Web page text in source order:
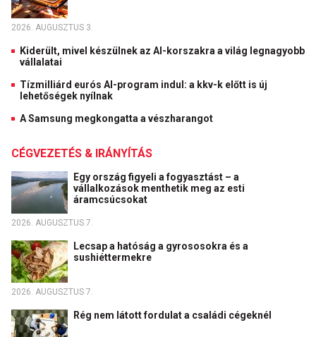
2026. AUGUSZTUS 3.
Kiderült, mivel készülnek az AI-korszakra a világ legnagyobb
vállalatai
Tízmilliárd eurós AI-program indul: a kkv-k előtt is új
lehetőségek nyílnak
A Samsung megkongatta a vészharangot
CÉGVEZETÉS & IRÁNYÍTÁS
Egy ország figyeli a fogyasztást – a
vállalkozások menthetik meg az esti
áramcsúcsokat
2026. AUGUSZTUS 7.
Lecsap a hatóság a gyrososokra és a
sushiéttermekre
2026. AUGUSZTUS 7.
Rég nem látott fordulat a családi cégeknél